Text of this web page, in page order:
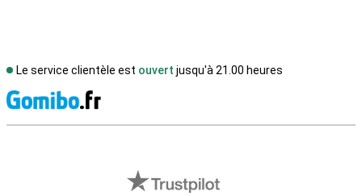
Le service clientèle est ouvert jusqu'à 21.00 heures